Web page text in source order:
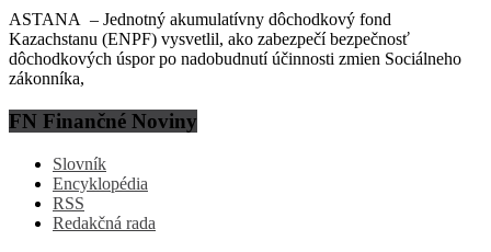
ASTANA – Jednotný akumulatívny dôchodkový fond
Kazachstanu (ENPF) vysvetlil, ako zabezpečí bezpečnosť
dôchodkových úspor po nadobudnutí účinnosti zmien Sociálneho
zákonníka,
FN Finančné Noviny
Slovník
Encyklopédia
RSS
Redakčná rada